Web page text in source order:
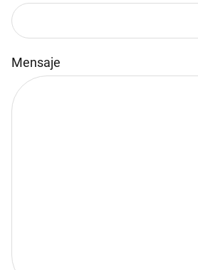
Por favor, deja este campo vacío.
Mensaje